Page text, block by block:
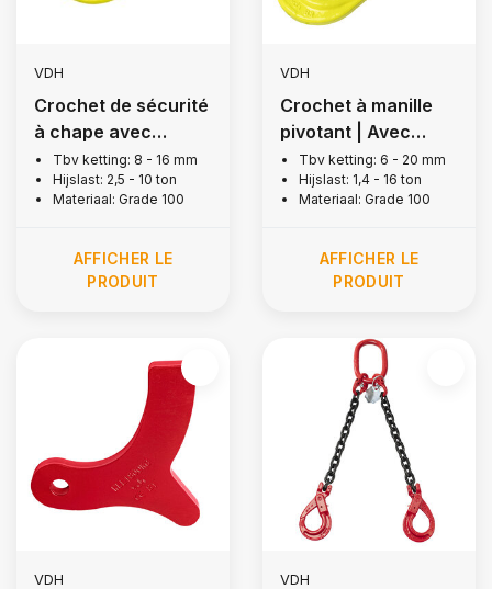
VDH
Crochet de sécurité
à chape avec
verrouillage Grip,
Grade 100
Tbv ketting: 8 - 16 mm
Hijslast: 2,5 - 10 ton
Materiaal: Grade 100
AFFICHER LE
PRODUIT
VDH
Crochet à manille
pivotant | Avec
roulement, Grade
100
Tbv ketting: 6 - 20 mm
Hijslast: 1,4 - 16 ton
Materiaal: Grade 100
AFFICHER LE
PRODUIT
VDH VDH